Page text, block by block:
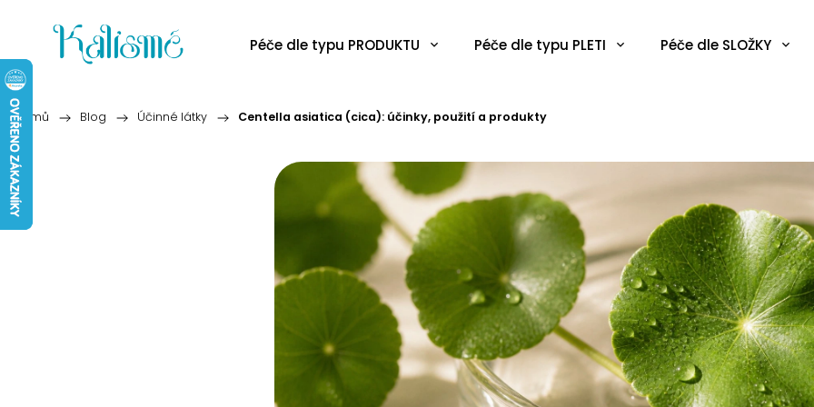
Péče dle typu PRODUKTU Péče dle typu PLETI Péče dle SLOŽKY
Domů / Blog / Účinné látky / Centella asiatica (cica): účinky, použití a produkty